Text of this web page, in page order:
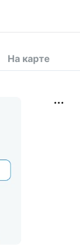
На карте